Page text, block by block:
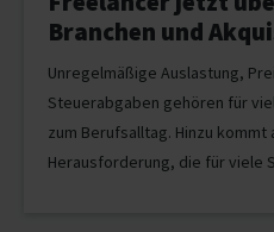
Branchen und
Unregelmäßige Auslastung,
Steuerabgaben gehören für
zum Berufsalltag. Hinzu
Herausforderung, die für